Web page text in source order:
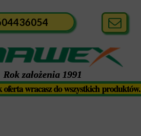
Rok założenia 1991
wracasz do wszystkich produktów.